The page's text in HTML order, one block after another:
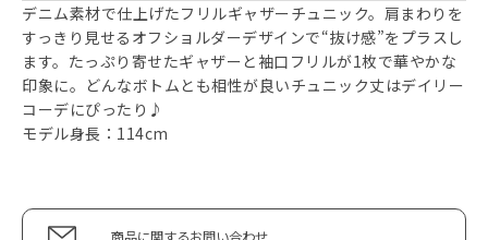
デニム素材で仕上げたフリルギャザーチュニック。肩まわりを
すっきり見せるオフショルダーデザインで“抜け感”をプラスし
ます。たっぷり寄せたギャザーと袖口フリルが1枚で華やかな
印象に。どんなボトムとも相性が良いチュニック丈はデイリー
コーデにぴったり♪
モデル身長：114cm